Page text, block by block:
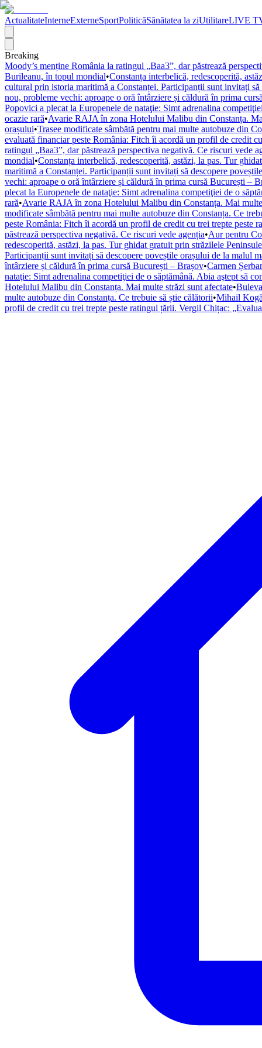
ActualitateInterneExterneSportPoliticăSănătatea la ziUtilitareLIVE
Breaking
Moody’s menține România la ratingul „Baa3”, dar păstrează
Burileanu, în topul mondial•Constanța interbelică, redescoperită,
cultural prin istoria maritimă a Constanței. Participanții sunt invitați
nou, probleme vechi: aproape o oră întârziere și căldură în prima
Popovici a plecat la Europenele de nataţie: Simt adrenalina
ocazie rară•Avarie RAJA în zona Hotelului Malibu din Constanța.
orașului•Trasee modificate sâmbătă pentru mai multe autobuze din
evaluată financiar peste România: Fitch îi acordă un profil de credit
ratingul „Baa3”, dar păstrează perspectiva negativă. Ce riscuri vede
mondial•Constanța interbelică, redescoperită, astăzi, la pas. Tur
maritimă a Constanței. Participanții sunt invitați să descopere
vechi: aproape o oră întârziere și căldură în prima cursă București –
plecat la Europenele de nataţie: Simt adrenalina competiţiei de o
rară•Avarie RAJA în zona Hotelului Malibu din Constanța. Mai
modificate sâmbătă pentru mai multe autobuze din Constanța. Ce
peste România: Fitch îi acordă un profil de credit cu trei trepte
păstrează perspectiva negativă. Ce riscuri vede agenția•Aur pentru
redescoperită, astăzi, la pas. Tur ghidat gratuit prin străzilele
Participanții sunt invitați să descopere poveștile orașului de la malul
întârziere și căldură în prima cursă București – Brașov•Carmen
nataţie: Simt adrenalina competiţiei de o săptămână. Abia aştept să
Hotelului Malibu din Constanța. Mai multe străzi sunt afectate•
multe autobuze din Constanța. Ce trebuie să știe călătorii•Mihail
profil de credit cu trei trepte peste ratingul țării. Vergil Chițac: